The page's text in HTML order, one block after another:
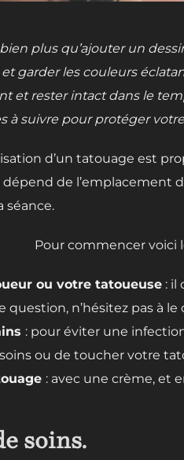
bien plus qu’ajouter un
garder les couleurs
et rester intact dans le
à suivre pour protéger
d’un tatouage est
de l’emplacement
séance.
Pour commencer voici
ou votre tatoueuse : il
question, n’hésitez pas à
: pour éviter une
ou de toucher votre
: avec une crème, et
soins.